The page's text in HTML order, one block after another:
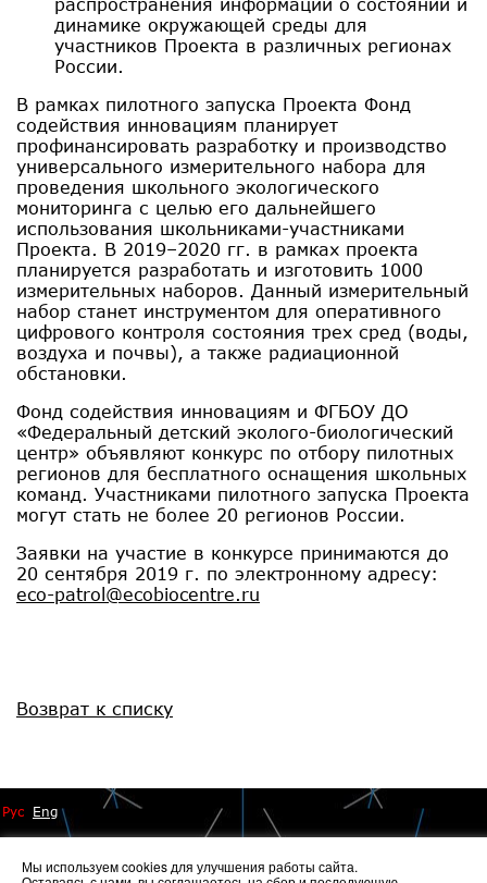
динамике окружающей среды для
участников Проекта в различных регионах
России.
В рамках пилотного запуска Проекта Фонд
содействия инновациям планирует
профинансировать разработку и производство
универсального измерительного набора для
проведения школьного экологического
мониторинга с целью его дальнейшего
использования школьниками-участниками
Проекта. В 2019–2020 гг. в рамках проекта
планируется разработать и изготовить 1000
измерительных наборов. Данный измерительный
набор станет инструментом для оперативного
цифрового контроля состояния трех сред (воды,
воздуха и почвы), а также радиационной
обстановки.
Фонд содействия инновациям и ФГБОУ ДО
«Федеральный детский эколого-биологический
центр» объявляют конкурс по отбору пилотных
регионов для бесплатного оснащения школьных
команд. Участниками пилотного запуска Проекта
могут стать не более 20 регионов России.
Заявки на участие в конкурсе принимаются до
20 сентября 2019 г. по электронному адресу:
eco-patrol@ecobiocentre.ru
Возврат к списку
Рус Eng
Мы используем cookies для улучшения работы сайта.